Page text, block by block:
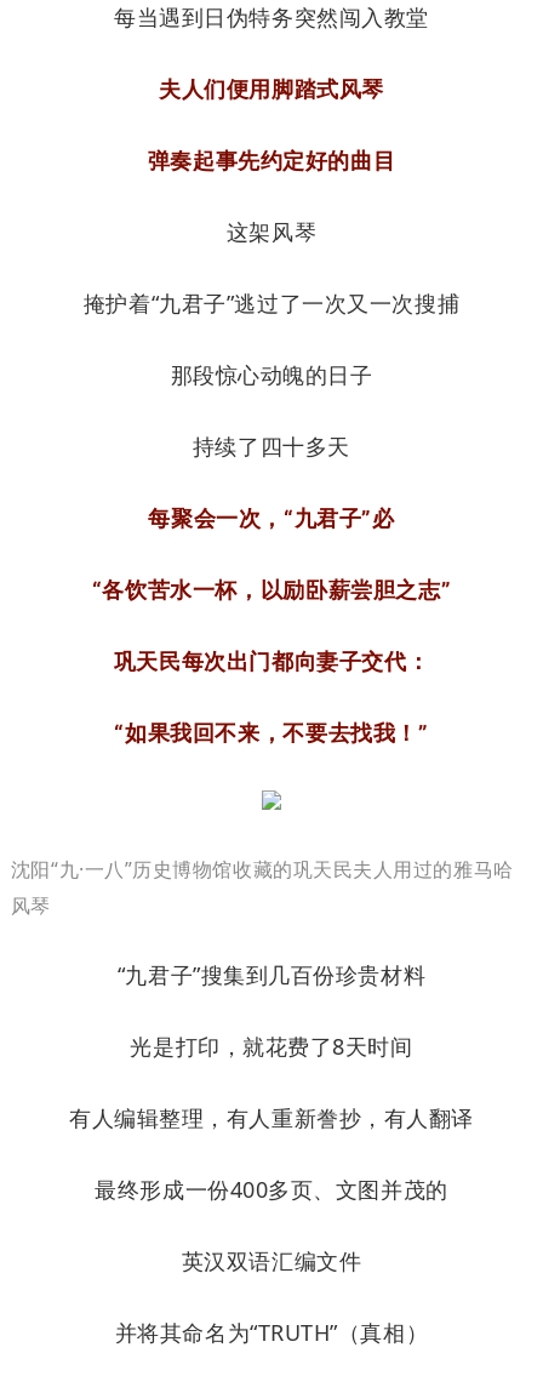
每当遇到日伪特务突然闯入教堂
夫人们便用脚踏式风琴
弹奏起事先约定好的曲目
这架风琴
掩护着“九君子”逃过了一次又一次搜捕
那段惊心动魄的日子
持续了 四十多天
每聚会一次，“九君子”必
“各饮苦水一杯，以励卧薪尝胆之志”
巩天民每次出门都向妻子交代：
“如果我回不来，不要去找我！”
沈阳“九·一八”历史博物馆收藏的巩天民夫人用过的雅马哈
风琴
“九君子”搜集到几百份珍贵材料
光是打印，就花费了8天时间
有人编辑整理，有人重新誊抄，有人翻译
最终形成一份400多页、文图并茂的
英汉双语汇编文件
并将其命名为“TRUTH”（真相）